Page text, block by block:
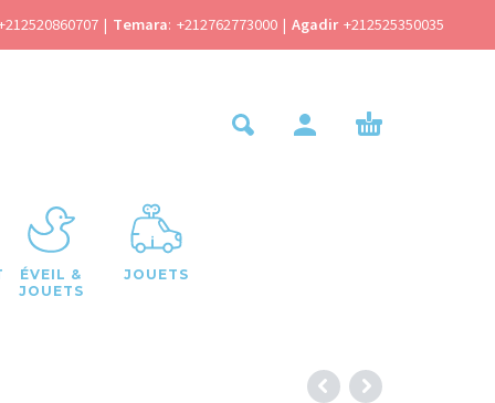
| Temara: +212762773000 | Agadir +212525350035
ÉVEIL &
JOUETS
JOUETS